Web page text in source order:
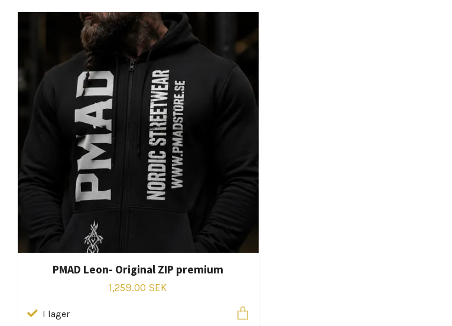
PMAD Leon- Original ZIP premium
1,259.00 SEK
I lager